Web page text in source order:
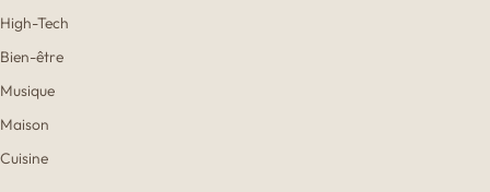
High-Tech
Bien-être
Musique
Maison
Cuisine